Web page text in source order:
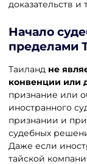
доказательств и
Начало
пределами
Таиланд не
конвенции или
признание или
иностранного
признании и
судебных
Даже если
тайской